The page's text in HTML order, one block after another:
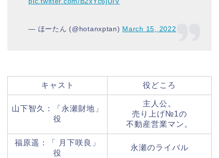
— ほーたん (@hotanxptan) March 15, 2022
キャスト 役どころ
山下智久：「永瀬財地」
役
主人公。
売り上げ№1の
不動産営業マン。
福原遥：「 月下咲良」
役
永瀬のライバル